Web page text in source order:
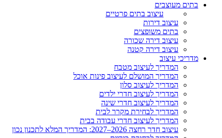
בתים מעוצבים
עיצוב בתים פרטיים
עיצוב דירות
בתים משופצים
עיצוב דירה שכורה
עיצוב דירה קטנה
מדריכי עיצוב
המדריך לעיצוב מטבח
המדריך המושלם לעיצוב פינות אוכל
המדריך לעיצוב סלון
המדריך לעיצוב חדרי ילדים
המדריך לעיצוב חדרי שינה
המדריך לבחירת מקרר לבית
המדריך לעיצוב חדרי עבודה בבית
עיצוב חדר רחצה 2026–2027: המדריך המלא לתכנון נכון